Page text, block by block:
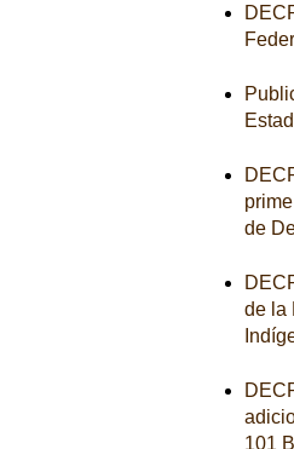
de
de la
101